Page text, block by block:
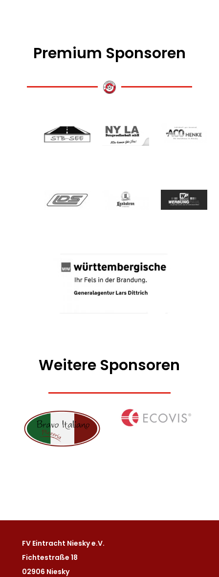
Premium Sponsoren
Weitere Sponsoren
FV Eintracht Niesky e.V.
Fichtestraße 18
02906 Niesky